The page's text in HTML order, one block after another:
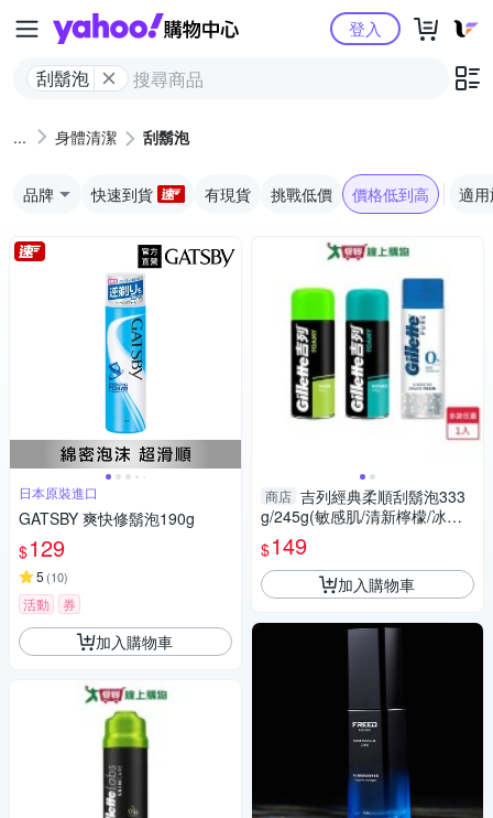
Yahoo購物中心
刮鬍泡
登入
身體清潔 刮鬍泡
品牌 快速到貨 有現貨 挑戰低價 價格低到高 適
日本原裝進口
GATSBY 爽快修鬍泡190g
$129
5 (10)
活動 券
加入購物車
商店 吉列經典柔順刮鬍泡333
g/245g(敏感肌/清新檸檬/冰涼
清爽)【愛買】
$149
加入購物車